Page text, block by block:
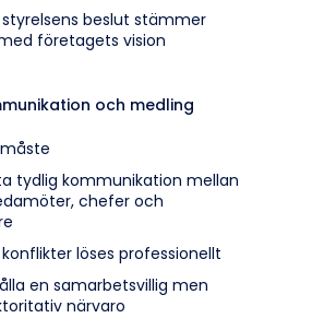
beslut stämmer
företagets vision
och medling
tydlig kommunikation mellan
chefer och
löses professionellt
en samarbetsvillig men
närvaro